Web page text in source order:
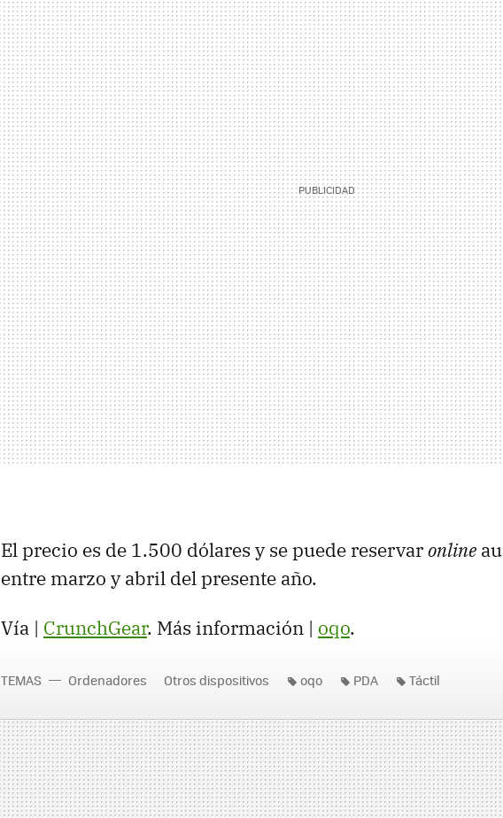
El precio es de 1.500 dólares y se puede reservaronline
entre marzo y abril del presente año.
Vía | CrunchGear. Más información | oqo.
TEMAS Ordenadores Otros dispositivos oqo PDA Táctil